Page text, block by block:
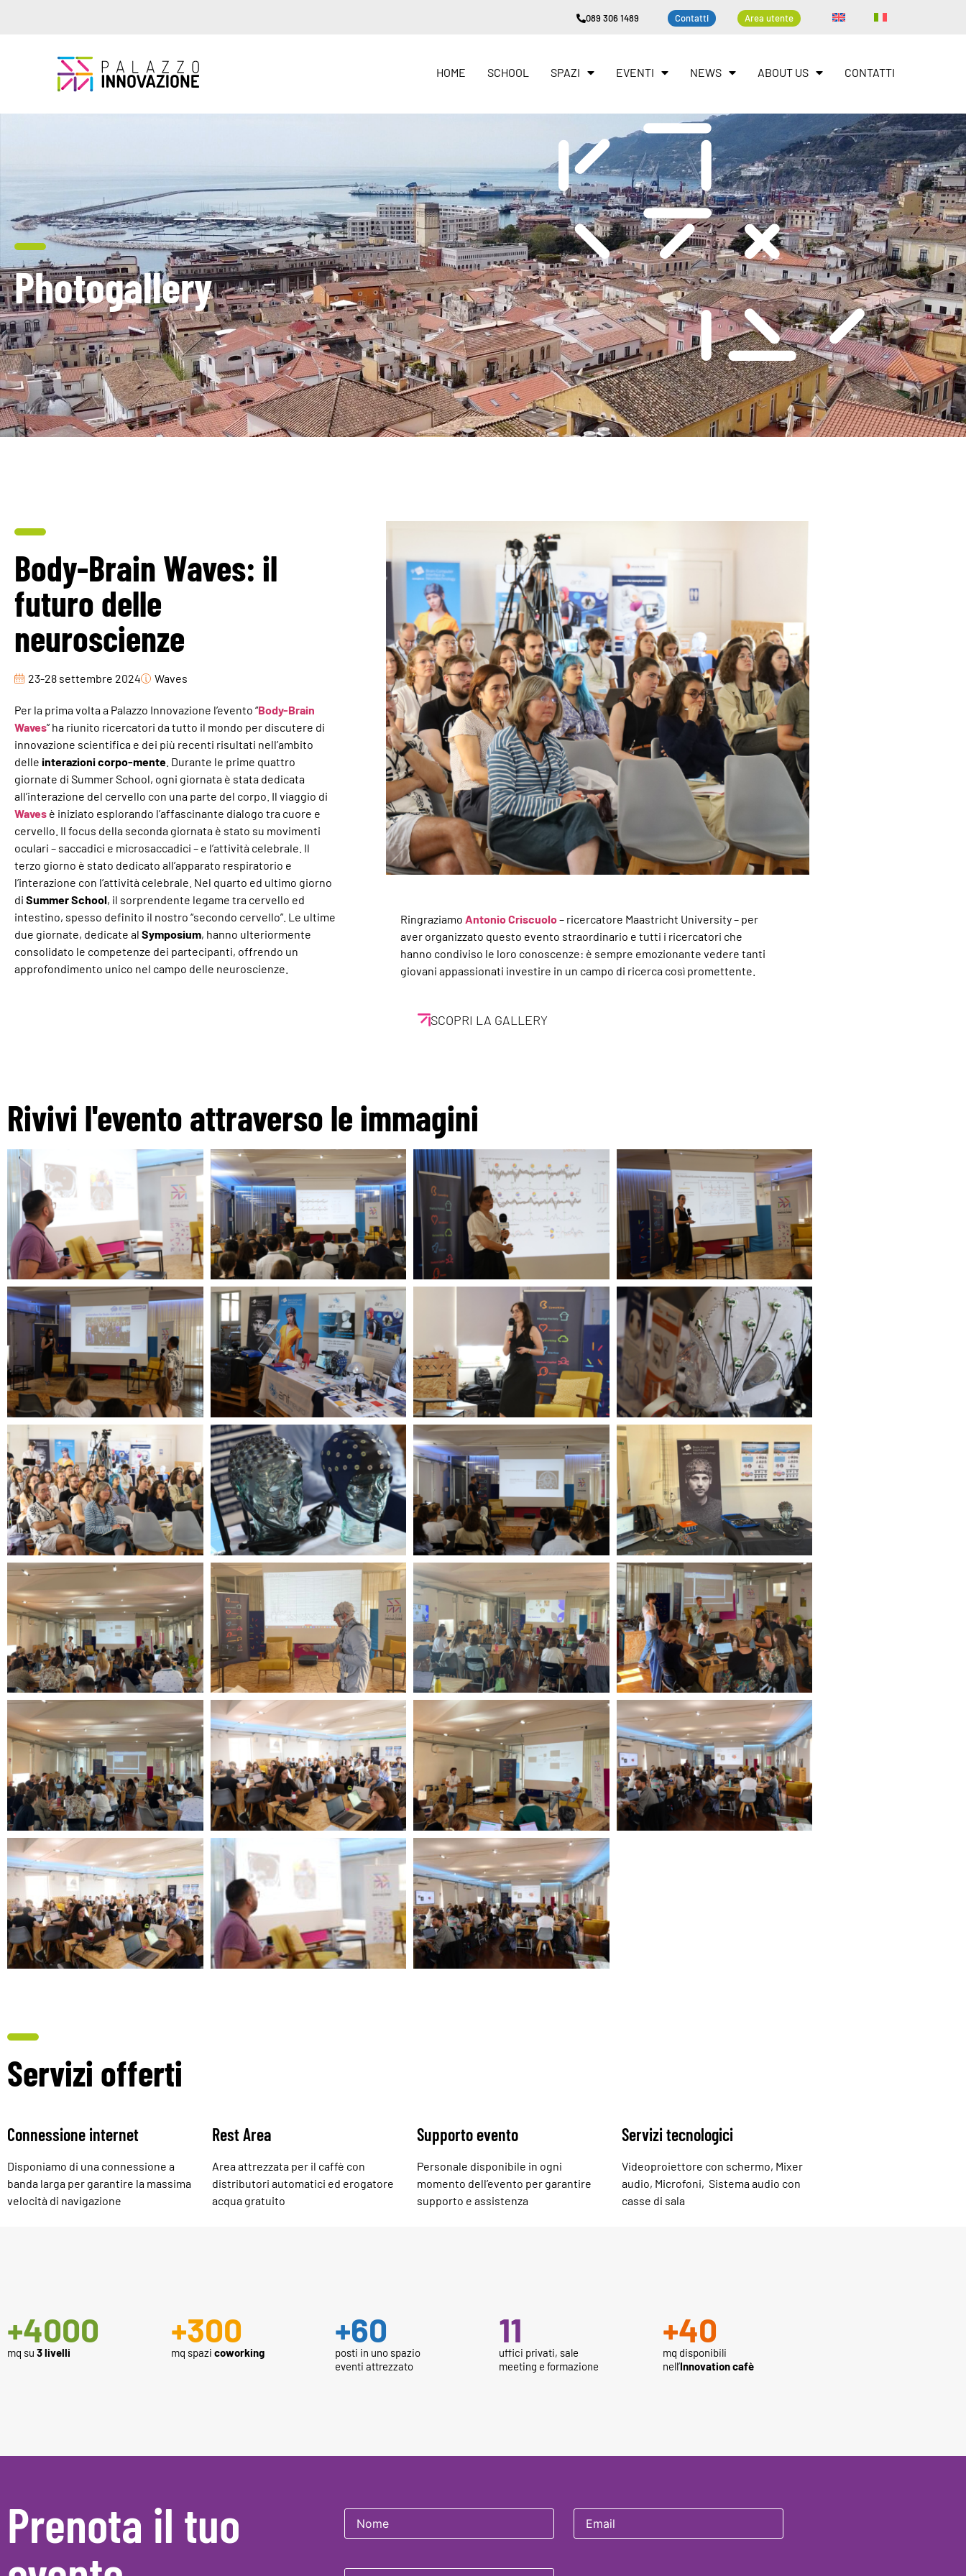
089 306 1489 Contatti Area utente
HOME SCHOOL SPAZI EVENTI NEWS ABOUT US CONTATTI
Photogallery
Body-Brain Waves: il
futuro delle
neuroscienze​
23-28 settembre 2024 Waves
Per la prima volta a Palazzo Innovazione l’evento “Body-Brain
Waves” ha riunito ricercatori da tutto il mondo per discutere di
innovazione scientifica e dei più recenti risultati nell’ambito
delle interazioni corpo-mente . Durante le prime quattro
giornate di Summer School, ogni giornata è stata dedicata
all’interazione del cervello con una parte del corpo. Il viaggio di
Waves è iniziato esplorando l’affascinante dialogo tra cuore e
cervello. Il focus della seconda giornata è stato su movimenti
oculari – saccadici e microsaccadici – e l’attività celebrale. Il
terzo giorno è stato dedicato all’apparato respiratorio e
l’interazione con l’attività celebrale. Nel quarto ed ultimo giorno
di Summer School, il sorprendente legame tra cervello ed
intestino, spesso definito il nostro “secondo cervello”. Le ultime
due giornate, dedicate al Symposium, hanno ulteriormente
consolidato le competenze dei partecipanti, offrendo un
approfondimento unico nel campo delle neuroscienze.
Ringraziamo Antonio Criscuolo– ricercatore Maastricht University – per
aver organizzato questo evento straordinario e tutti i ricercatori che
hanno condiviso le loro conoscenze: è sempre emozionante vedere tanti
giovani appassionati investire in un campo di ricerca così promettente.
SCOPRI LA GALLERY
Rivivi l'evento attraverso le immagini
Servizi offerti
Connessione internet
Disponiamo di una connessione a
banda larga per garantire la massima
velocità di navigazione
Rest Area
Area attrezzata per il caffè con
distributori automatici ed erogatore
acqua gratuito
Supporto evento
Personale disponibile in ogni
momento dell’evento per garantire
supporto e assistenza
Servizi tecnologici
Videoproiettore con schermo, Mixer
audio, Microfoni, Sistema audio con
casse di sala
+4000
mq su 3 livelli
+300
mq spazi coworking
+60
posti in uno spazio
eventi attrezzato
11
uffici privati, sale
meeting e formazione
+40
mq disponibili
nell’Innovation cafè
Prenota il tuo